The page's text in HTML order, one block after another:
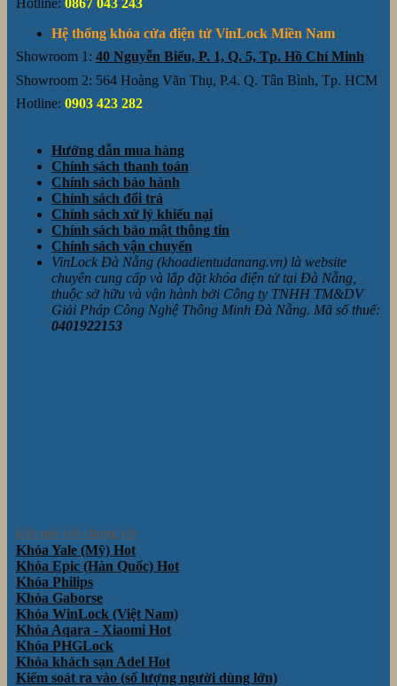
Hệ thống khóa cửa điện tử VinLock Miền Nam
Showroom 1: 40 Nguyễn Biểu, P. 1, Q. 5, Tp. Hồ Chí Minh
Showroom 2: 564 Hoàng Văn Thụ, P.4. Q. Tân Bình, Tp. HCM
Hotline: 0903 423 282
Hướng dẫn mua hàng
Chính sách thanh toán
Chính sách bảo hành
Chính sách đổi trả
Chính sách xử lý khiếu nại
Chính sách bảo mật thông tin
Chính sách vận chuyển
VinLock Đà Nẵng (khoadientudanang.vn) là website
chuyên cung cấp và lắp đặt khóa điện tử tại Đà Nẵng,
thuộc sở hữu và vận hành bởi Công ty TNHH TM&DV
Giải Pháp Công Nghệ Thông Minh Đà Nẵng. Mã số thuế:
0401922153
Kết nối với chúng tôi
Khóa Yale (Mỹ)
Khóa Epic (Hàn Quốc)
Khóa Philips
Khóa Gaborse
Khóa WinLock (Việt Nam)
Khóa Aqara - Xiaomi
Khóa PHGLock
Khóa khách sạn Adel
Kiểm soát ra vào (số lượng người dùng lớn)